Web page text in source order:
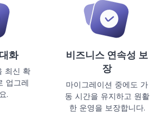
화
최신 확
업그레
.
비즈니스 연속성 보
장
마이그레이션 중에도 가
동 시간을 유지하고 원활
한 운영을 보장합니다.